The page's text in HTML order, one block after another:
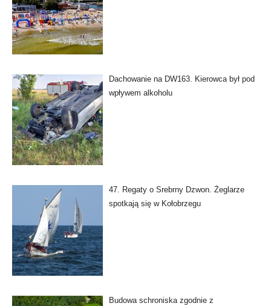
Dachowanie na DW163. Kierowca był pod
wpływem alkoholu
47. Regaty o Srebrny Dzwon. Żeglarze
spotkają się w Kołobrzegu
Budowa schroniska zgodnie z